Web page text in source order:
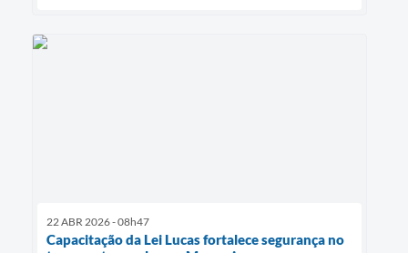
22 ABR 2026 - 08h47
Capacitação da Lei Lucas fortalece segurança no